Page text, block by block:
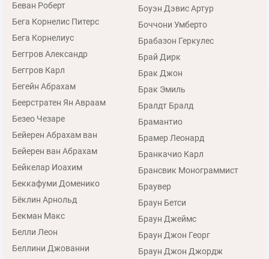
Беван Роберт
Бега Корнелис Питерс
Бега Корнелиус
Беггров Александр
Беггров Карл
Бегейн Абрахам
Беерстратен Ян Авраам
Безео Чезаре
Бейерен Абрахам ван
Бейерен ван Абрахам
Бейкелар Иоахим
Беккафуми Доменико
Бёклин Арнольд
Бекман Макс
Белли Леон
Беллини Джованни
Боуэн Дэвис Артур
Боччони Умберто
Брабазон Геркулес
Брай Дирк
Брак Джон
Брак Эмиль
Бралдт Бралд
Брамантио
Брамер Леонард
Бранкачио Карл
Брансвик Монограммист
Браувер
Браун Бетси
Браун Джеймс
Браун Джон Георг
Браун Джон Джордж